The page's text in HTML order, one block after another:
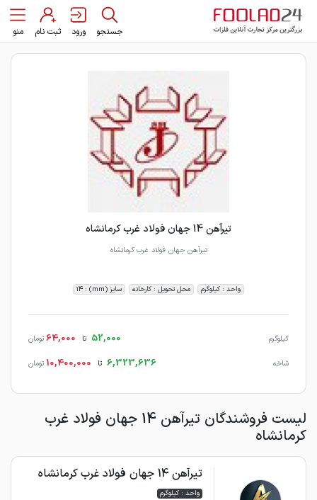
جستجو ورود ثبت نام منو
تیرآهن 14 جهان فولاد غرب کرمانشاه
تیرآهن جهان فولاد غرب کرمانشاه
واحد : کیلوگرم محل تحویل : کارخانه سایز (mm) : 14
کیلوگرم 52,000 تا 64,000 تومان
شاخه 6,323,636 تا 10,400,000 تومان
لیست فروشندگان تیرآهن 14 جهان فولاد غرب
کرمانشاه
تیرآهن 14 جهان فولاد غرب کرمانشاه
واحد : کیلوگرم